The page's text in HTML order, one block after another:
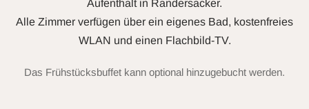
Aufenthalt in Randersacker.
Alle Zimmer verfügen über ein eigenes Bad, kostenfreies
WLAN und einen Flachbild-TV.
Das Frühstücksbuffet kann optional hinzugebucht werden.